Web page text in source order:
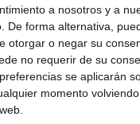
a nosotros y a
De forma alternativa,
otorgar o negar su
no requerir de su
se aplicarán
momento
,3º ESO,3º ESO
cúbicos,cilindro,
secundaria,ejercicios,
matemáticas ESO,
,